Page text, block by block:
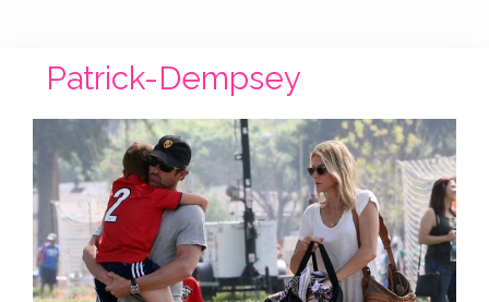
Patrick-Dempsey